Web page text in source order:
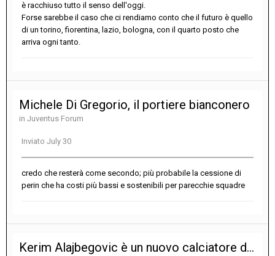
è racchiuso tutto il senso dell'oggi.
Forse sarebbe il caso che ci rendiamo conto che il futuro è quello
di un torino, fiorentina, lazio, bologna, con il quarto posto che
arriva ogni tanto.
Michele Di Gregorio, il portiere bianconero
in Juventus Forum
Inviato July 30
credo che resterà come secondo; più probabile la cessione di
perin che ha costi più bassi e sostenibili per parecchie squadre
Kerim Alajbegovic è un nuovo calciatore della Juventus